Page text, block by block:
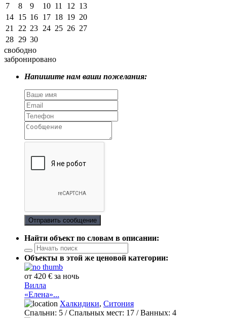
7
8 9 10 11 12 13
14 15 16 17 18 19 20
21
22 23 24 25 26 27
28 29 30
свободно
забронировано
Напишите нам ваши пожелания:
Отправить сообщение
Найти объект по словам в описании:
Объекты в этой же ценовой категории:
от 420 € за ночь
Вилла
«Елена»...
Халкидики, Ситония
Спальни: 5 / Спальных мест: 17 /Ванных: 4